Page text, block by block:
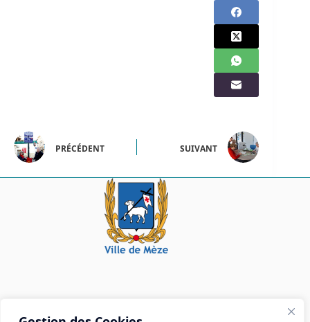
PRÉCÉDENT SUIVANT
Mairie de Mèze